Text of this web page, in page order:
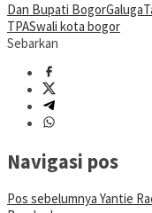
Dan Bupati BogorGaluga
TPASwali kota bogor
Sebarkan
Navigasi pos
Pos sebelumnya Yantie